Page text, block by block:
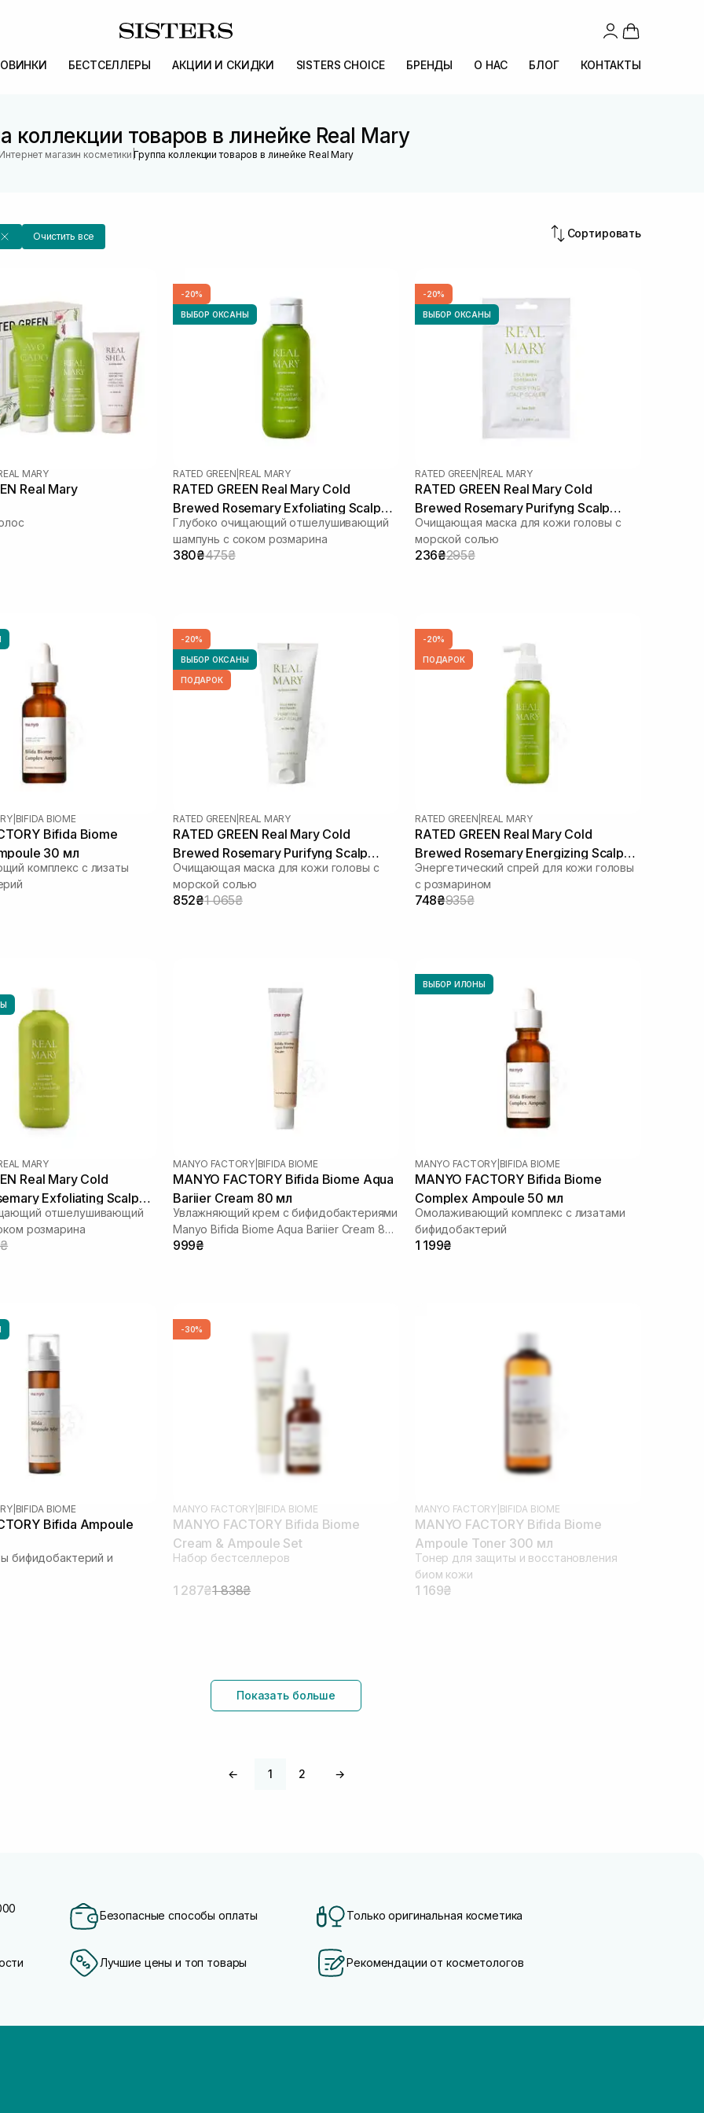
БЕСТСЕЛЛЕРЫ АКЦИИ И СКИДКИ SISTERS CHOICE БРЕНДЫ О НАС БЛОГ КОНТАКТЫ
коллекции товаров в линейке Real Mary
Интернет магазин косметики |Группа коллекции товаров в линейке Real Mary
Очистить все Сортировать
MARY
Real Mary
-20%
ВЫБОР ОКСАНЫ
RATED GREEN REAL MARY
RATED GREEN Real Mary Cold
Brewed Rosemary Exfoliating Scalp
Shampoo 100 мл
Глубоко очищающий отшелушивающий
шампунь с соком розмарина
380₴475₴
-20%
ВЫБОР ОКСАНЫ
RATED GREEN REAL MARY
RATED GREEN Real Mary Cold
Brewed Rosemary Purifyng Scalp
Scaler 50 мл
Очищающая маска для кожи головы с
морской солью
236₴295₴
| BIFIDA BIOME
Bifida Biome
30 мл
комплекс с лизаты
-20%
ВЫБОР ОКСАНЫ
ПОДАРОК
RATED GREEN REAL MARY
RATED GREEN Real Mary Cold
Brewed Rosemary Purifyng Scalp
Scaler 200 мл
Очищающая маска для кожи головы с
морской солью
852₴1 065₴
-20%
ПОДАРОК
RATED GREEN REAL MARY
RATED GREEN Real Mary Cold
Brewed Rosemary Energizing Scalp
Spray 120 мл
Энергетический спрей для кожи головы
с розмарином
748₴935₴
MARY
Real Mary Cold
Exfoliating Scalp
ml
отшелушивающий
розмарина
MANYO FACTORY| BIFIDA BIOME
MANYO FACTORY Bifida Biome Aqua
Bariier Cream 80 мл
Увлажняющий крем с бифидобактериями
Manyo Bifida Biome Aqua Bariier Cream 80
ml
999₴
ВЫБОР ИЛОНЫ
MANYO FACTORY| BIFIDA BIOME
MANYO FACTORY Bifida Biome
Complex Ampoule 50 мл
Омолаживающий комплекс с лизатами
бифидобактерий
1 199₴
| BIFIDA BIOME
Bifida Ampoule
бифидобактерий и
-30%
MANYO FACTORY| BIFIDA BIOME
MANYO FACTORY Bifida Biome
Cream & Ampoule Set
Набор бестселлеров
1 287₴1 838₴
MANYO FACTORY| BIFIDA BIOME
MANYO FACTORY Bifida Biome
Ampoule Toner 300 мл
Тонер для защиты и восстановления
биом кожи
1 169₴
Показать больше
← 1 2 →
Безопасные способы оплаты Только оригинальная косметика
Лучшие цены и топ товары Рекомендации от косметологов